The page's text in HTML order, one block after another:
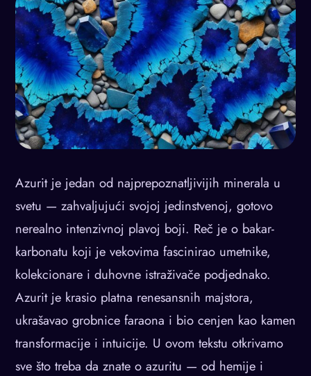
Azurit je jedan od najprepoznatljivijih minerala u
svetu — zahvaljujući svojoj jedinstvenoj, gotovo
nerealno intenzivnoj plavoj boji. Reč je o bakar-
karbonatu koji je vekovima fascinirao umetnike,
kolekcionare i duhovne istraživače podjednako.
Azurit je krasio platna renesansnih majstora,
ukrašavao grobnice faraona i bio cenjen kao kamen
transformacije i intuicije. U ovom tekstu otkrivamo
sve što treba da znate o azuritu — od hemije i